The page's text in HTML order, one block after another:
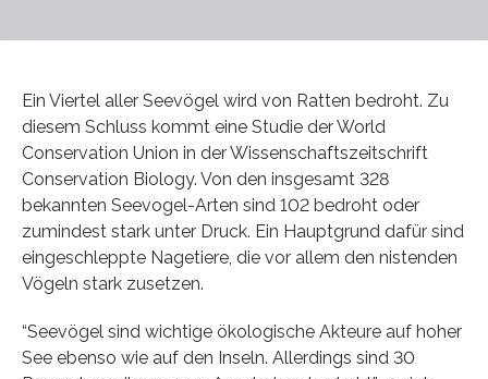
Ein Viertel aller Seevögel wird von Ratten bedroht. Zu
diesem Schluss kommt eine Studie der World
Conservation Union in der Wissenschaftszeitschrift
Conservation Biology. Von den insgesamt 328
bekannten Seevogel-Arten sind 102 bedroht oder
zumindest stark unter Druck. Ein Hauptgrund dafür sind
eingeschleppte Nagetiere, die vor allem den nistenden
Vögeln stark zusetzen.
“Seevögel sind wichtige ökologische Akteure auf hoher
See ebenso wie auf den Inseln. Allerdings sind 30